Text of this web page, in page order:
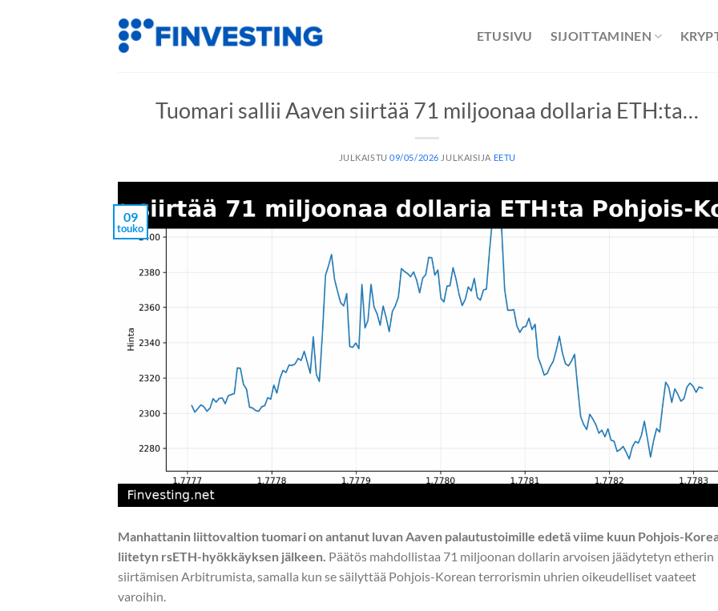
ETUSIVU SIJOITTAMINEN
Tuomari sallii Aaven siirtää 71 miljoonaa dollaria ETH:ta…
JULKAISTU09/05/2026 JULKAISIJA EETU
09
touko
Manhattanin liittovaltion tuomari on antanut luvan Aaven palautustoimille edetä viime kuun Pohjois-
liitetyn rsETH-hyökkäyksen jälkeen. Päätös mahdollistaa 71 miljoonan dollarin arvoisen jäädytetyn etherin
siirtämisen Arbitrumista, samalla kun se säilyttää Pohjois-Korean terrorismin uhrien oikeudelliset vaateet
varoihin.